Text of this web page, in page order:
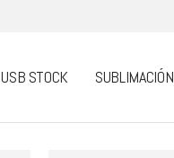
USB STOCK SUBLIMACIÓN